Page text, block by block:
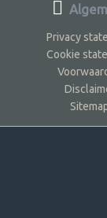
Privacy
Cookie